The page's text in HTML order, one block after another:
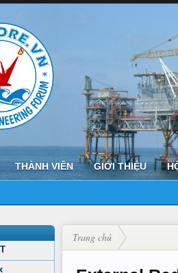
THÀNH VIÊN GIỚI THIỆU
Trang chủ